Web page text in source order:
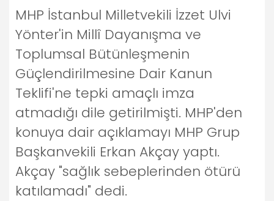
MHP İstanbul Milletvekili İzzet Ulvi
Yönter'in Millî Dayanışma ve
Toplumsal Bütünleşmenin
Güçlendirilmesine Dair Kanun
Teklifi'ne tepki amaçlı imza
atmadığı dile getirilmişti. MHP'den
konuya dair açıklamayı MHP Grup
Başkanvekili Erkan Akçay yaptı.
Akçay "sağlık sebeplerinden ötürü
katılamadı" dedi.